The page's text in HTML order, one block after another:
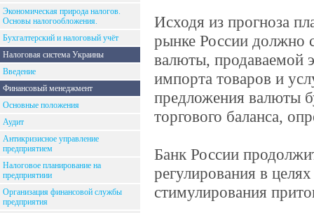
Экономическая природа налогов.
Основы налогообложения.
Бухгалтерский и налоговый учёт
Налоговая система Украины
Введение
Финансовый менеджмент
Основные положения
Аудит
Антикризисное управление
предприятием
Налоговое планирование на
предприятиии
Организация финансовой службы
предприятия
Исходя из прогноза
рынке России должно
валюты, продаваемой
импорта товаров и
предложения валюты
торгового баланса,
Банк России
регулирования в
стимулирования